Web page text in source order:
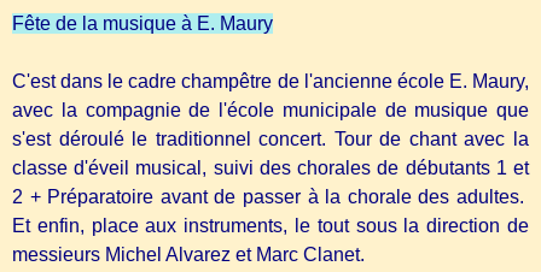
Fête de la musique à E. Maury
C'est dans le cadre champêtre de l'ancienne école E. Maury,
avec la compagnie de l'école municipale de musique que
s'est déroulé le traditionnel concert. Tour de chant avec la
classe d'éveil musical, suivi des chorales de débutants 1 et
2 + Préparatoire avant de passer à la chorale des adultes.
Et enfin, place aux instruments, le tout sous la direction de
messieurs Michel Alvarez et Marc Clanet.